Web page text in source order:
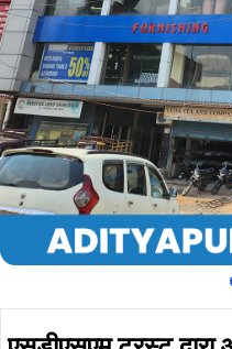
सामाजिक कार्यकर्ता
ByGoutam
Published on:June 26, 2024